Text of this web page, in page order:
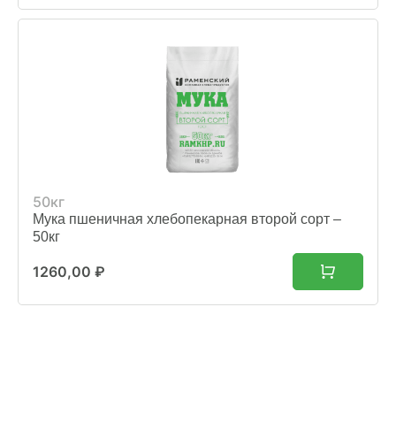
50кг
Мука пшеничная хлебопекарная второй сорт –
50кг
1260,00 ₽